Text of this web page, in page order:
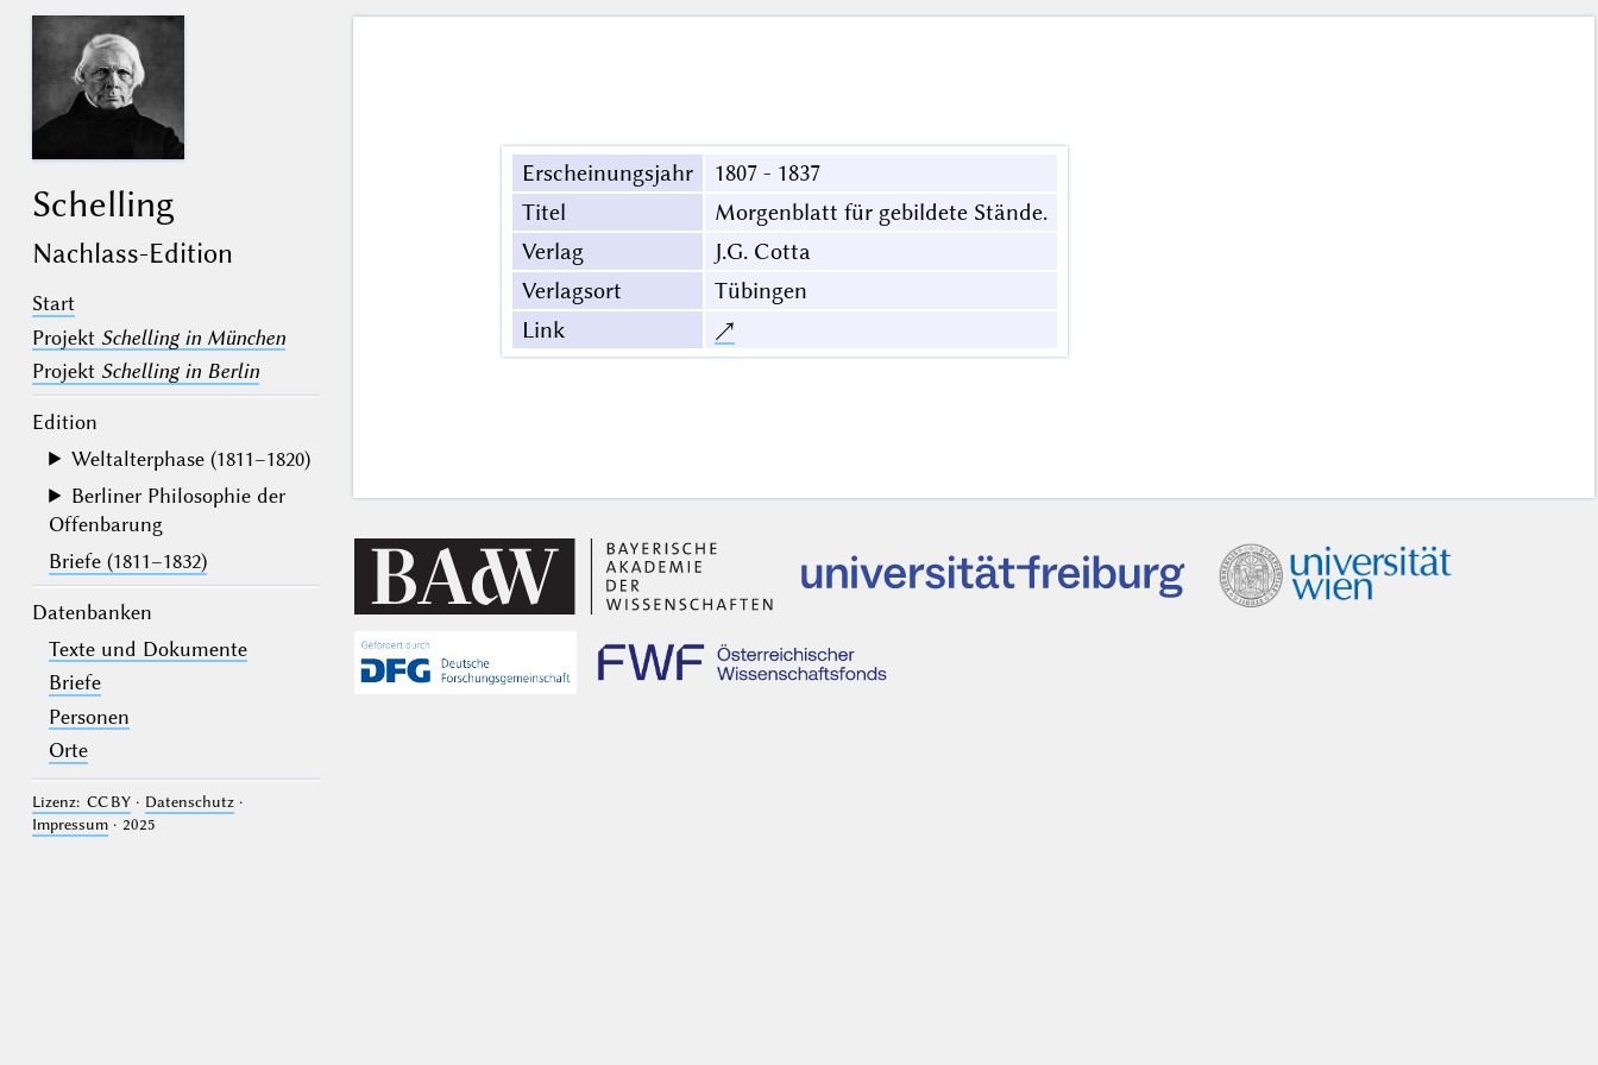
Schelling
Nachlass-Edition
Start
Projekt Schelling in München
Projekt Schelling in Berlin
Edition
Weltalterphase (1811–1820)
Berliner Philosophie der
Offenbarung
Briefe (1811–1832)
Datenbanken
Texte und Dokumente
Briefe
Personen
Orte
Lizenz: CC BY· Datenschutz·
Impressum· 2025
Erscheinungsjahr
1807 - 1837
Titel
Morgenblatt für gebildete Stände.
Verlag
J.G. Cotta
Verlagsort
Tübingen
Link
↗